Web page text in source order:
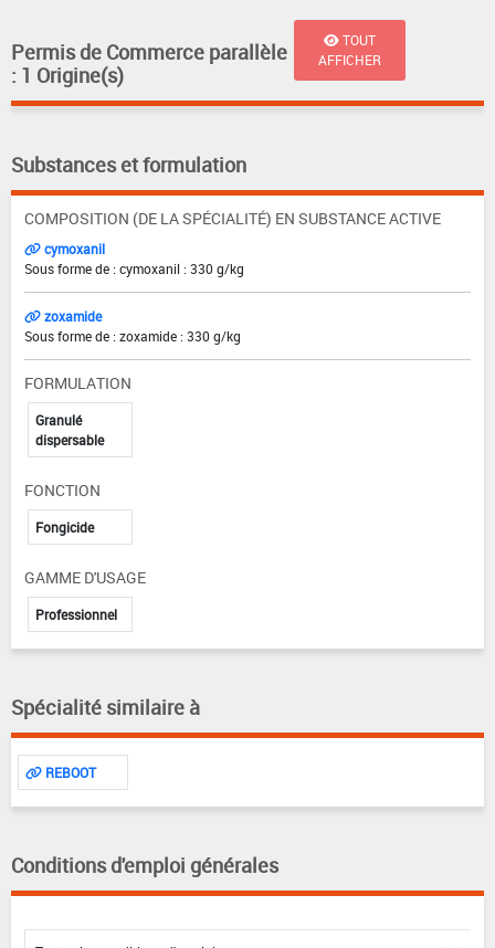
Permis de Commerce parallèle
: 1 Origine(s)
TOUT
AFFICHER
Substances et formulation
COMPOSITION (DE LA SPÉCIALITÉ) EN SUBSTANCE ACTIVE
cymoxanil
Sous forme de : cymoxanil : 330 g/kg
zoxamide
Sous forme de : zoxamide : 330 g/kg
FORMULATION
Granulé
dispersable
FONCTION
Fongicide
GAMME D'USAGE
Professionnel
Spécialité similaire à
REBOOT
Conditions d'emploi générales